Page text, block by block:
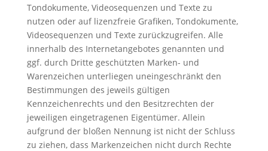
Tondokumente, Videosequenzen und Texte zu
nutzen oder auf lizenzfreie Grafiken, Tondokumente,
Videosequenzen und Texte zurückzugreifen. Alle
innerhalb des Internetangebotes genannten und
ggf. durch Dritte geschützten Marken- und
Warenzeichen unterliegen uneingeschränkt den
Bestimmungen des jeweils gültigen
Kennzeichenrechts und den Besitzrechten der
jeweiligen eingetragenen Eigentümer. Allein
aufgrund der bloßen Nennung ist nicht der Schluss
zu ziehen, dass Markenzeichen nicht durch Rechte